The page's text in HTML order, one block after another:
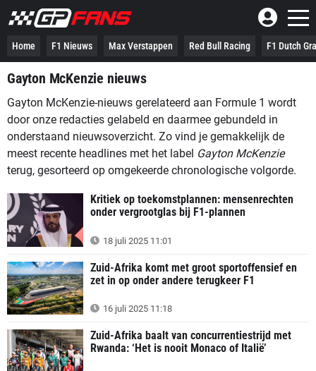
Home F1 Nieuws Max Verstappen Red Bull Racing F1 Dutch
Gayton McKenzie nieuws
Gayton McKenzie-nieuws gerelateerd aan Formule 1 wordt
door onze redacties gelabeld en daarmee gebundeld in
onderstaand nieuwsoverzicht. Zo vind je gemakkelijk de
meest recente headlines met het label Gayton McKenzie
terug, gesorteerd op omgekeerde chronologische volgorde.
Kritiek op toekomstplannen: mensenrechten
onder vergrootglas bij F1-plannen
18 juli 2025 11:01
Zuid-Afrika komt met groot sportoffensief en
zet in op onder andere terugkeer F1
16 juli 2025 11:18
Zuid-Afrika baalt van concurrentiestrijd met
Rwanda: ‘Het is nooit Monaco of Italië’